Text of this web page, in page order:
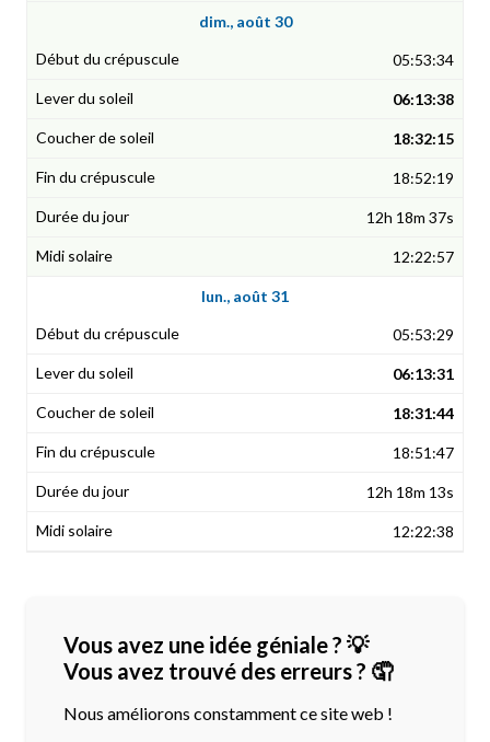
dim., août 30
05:53:34
06:13:38
18:32:15
18:52:19
12h 18m 37s
12:22:57
lun., août 31
05:53:29
06:13:31
18:31:44
18:51:47
12h 18m 13s
12:22:38
Vous avez une idée géniale ? 💡
Vous avez trouvé des erreurs ? 🤦
Nous améliorons constamment ce site web !